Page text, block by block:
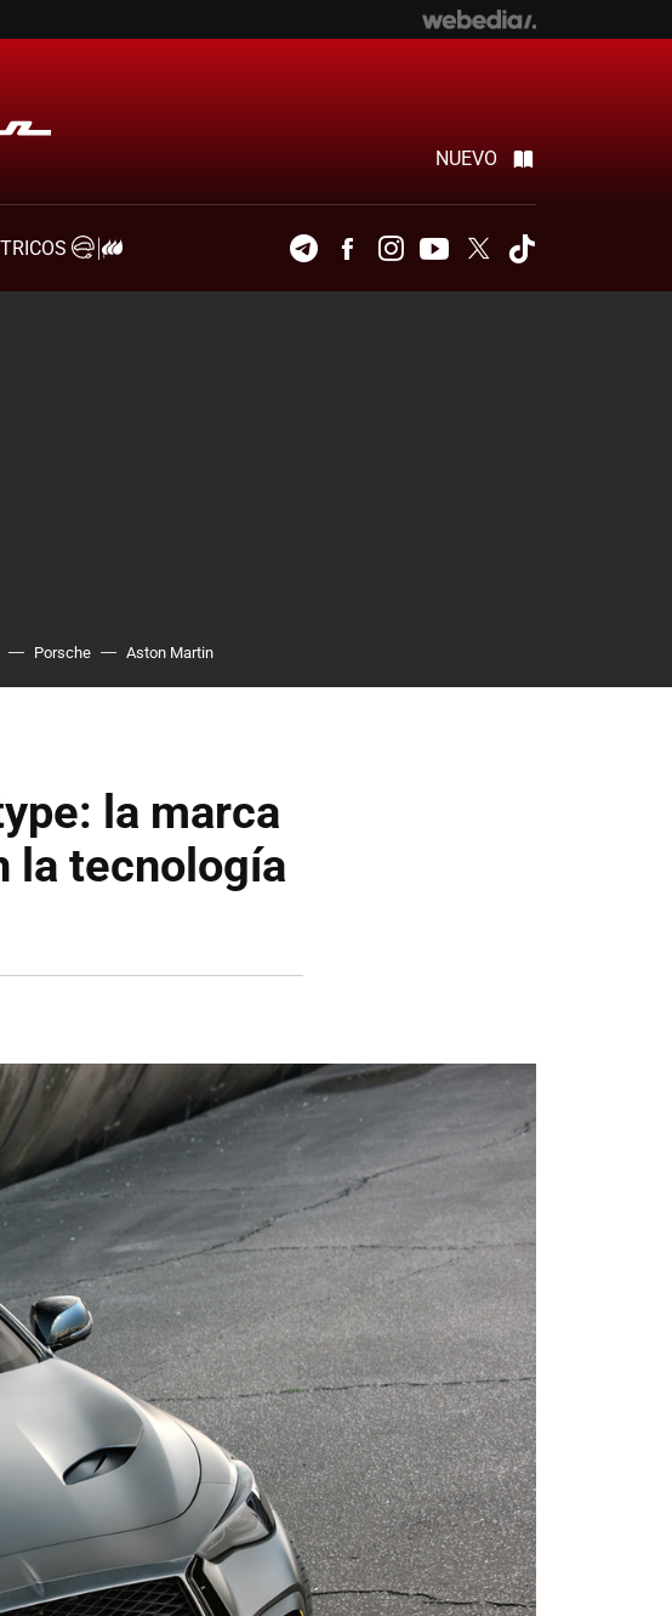
NUEVO
TelegramFacebookInstagramYoutubeTwitter
Porsche Aston Martin
la marca
la tecnología